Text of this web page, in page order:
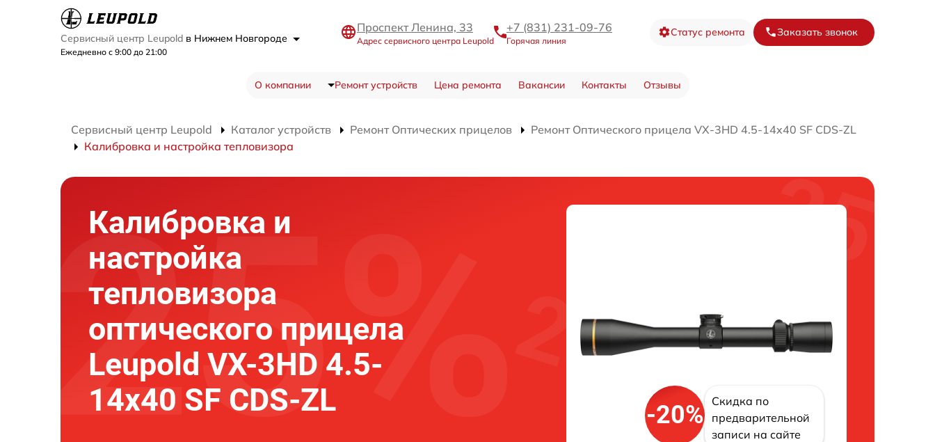
Сервисный центр Leupold в Нижнем Новгороде
Ежедневно с 9:00 до 21:00
Проспект Ленина, 33
Адрес сервисного центра Leupold
+7 (831) 231-09-76
Горячая линия
Статус ремонта Заказать звонок
О компании Ремонт устройств Цена ремонта Вакансии Контакты Отзывы
Сервисный центр Leupold Каталог устройств Ремонт Оптических прицелов
Ремонт Оптического прицела VX-3HD 4.5-14x40 SF CDS-ZL
Калибровка и настройка тепловизора
Калибровка и
настройка
тепловизора
оптического прицела
Leupold VX-3HD 4.5-
14x40 SF CDS-ZL
-20%
Скидка по
предварительной
записи на сайте